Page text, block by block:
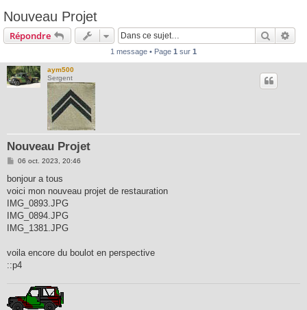
Nouveau Projet
Répondre
1 message • Page 1 sur 1
aym500
Sergent
Nouveau Projet
M
s
a
g
06 oct. 2023, 20:46
bonjour a tous
voici mon nouveau projet de restauration
IMG_0893.JPG
IMG_0894.JPG
IMG_1381.JPG
voila encore du boulot en perspective
::p4